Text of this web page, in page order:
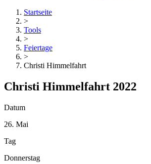
Startseite
>
Tools
>
Feiertage
>
Christi Himmelfahrt
Christi Himmelfahrt 2022
Datum
26. Mai
Tag
Donnerstag